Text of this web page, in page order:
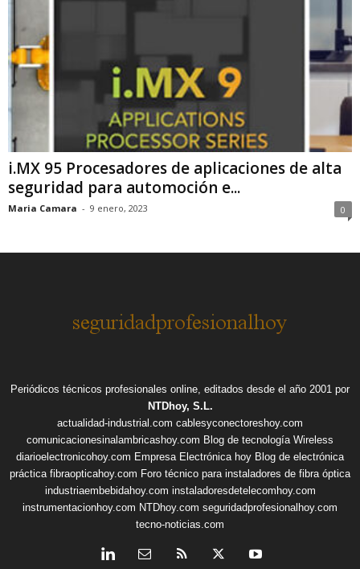
i.MX 95 Procesadores de aplicaciones de alta
seguridad para automoción e...
Maria Camara - 9 enero, 2023 0
Periódicos técnicos profesionales online, editados desde el año 2001 por
NTDhoy, S.L.
actualidad-industrial.com cablesyconectoreshoy.com
comunicacionesinalambricashoy.com Blog de tecnología Wireless
diarioelectronicohoy.com Empresa Electrónica hoy Blog de electrónica
práctica fibraopticahoy.com Foro técnico para instaladores de fibra óptica
industriaembebidahoy.com instaladoresdetelecomhoy.com
instrumentacionhoy.com NTDhoy.com seguridadprofesionalhoy.com
tecno-noticias.com